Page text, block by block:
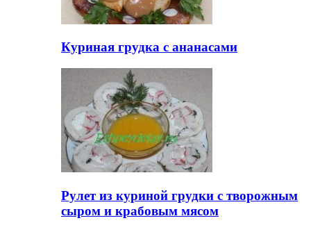
Куриная грудка с ананасами
Рулет из куриной грудки с творожным
сыром и крабовым мясом